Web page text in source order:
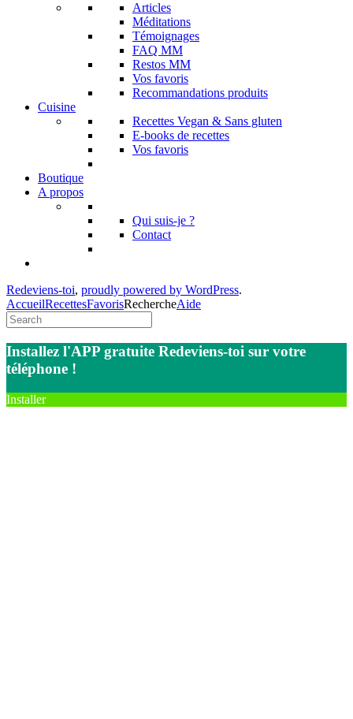
Articles
Méditations
Témoignages
FAQ MM
Restos MM
Vos favoris
Recommandations produits
Cuisine
Recettes Vegan & Sans gluten
E-books de recettes
Vos favoris
Boutique
A propos
Qui suis-je ?
Contact
Redeviens-toi, proudly powered by WordPress.
AccueilRecettesFavorisRechercheAide
Installez l'APP gratuite Redeviens-toi sur votre
téléphone !
Installer